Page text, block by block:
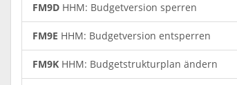
FM9D HHM: Budgetversion sperren
FM9E HHM: Budgetversion entsperren
FM9K HHM: Budgetstrukturplan ändern